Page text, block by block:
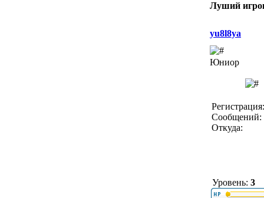
Луший
yu8l8ya
Юниор
Сообщений:
Откуда:
Уровень: 3